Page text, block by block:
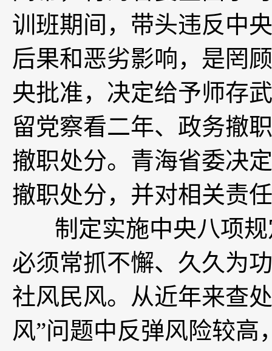
训班期间，带头违反中
后果和恶劣影响，是罔
央批准，决定给予师存
留党察看二年、政务撤
撤职处分。青海省委决
撤职处分，并对相关责
制定实施中央八项规
必须常抓不懈、久久为
社风民风。从近年来查
风”问题中反弹风险较